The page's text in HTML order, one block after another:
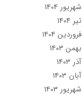
شهریور 1404
تير 1404
فروردین 1404
بهمن 1403
آذر 1403
آبان 1403
شهریور 1403